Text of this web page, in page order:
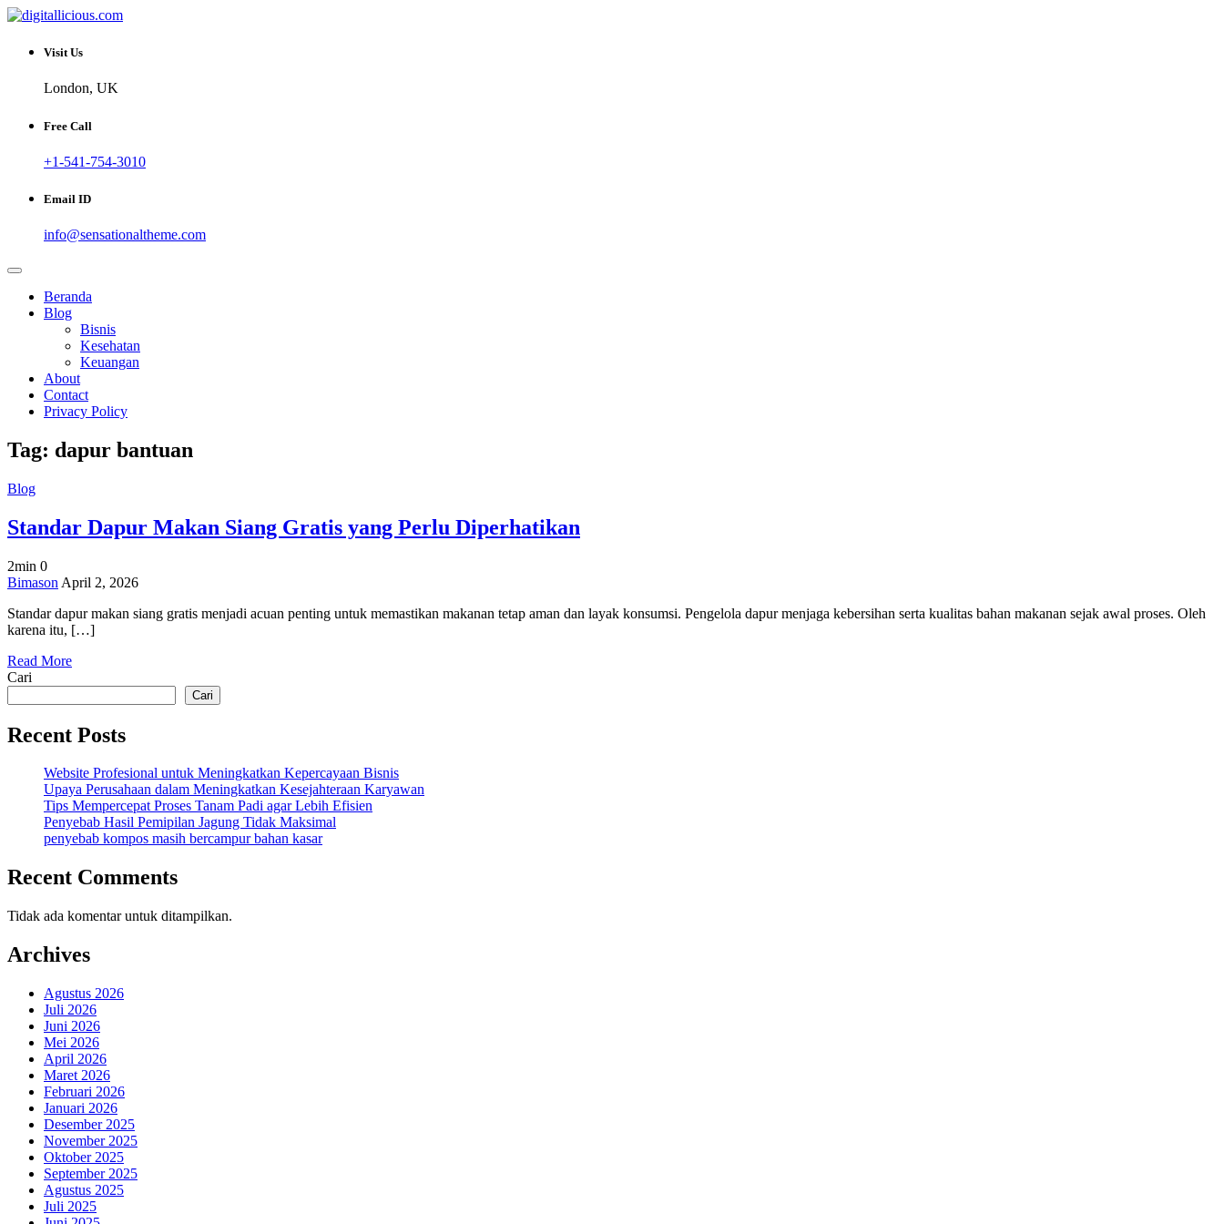
Skip
content
digitallicious.com
Sharing Digital Information
Visit Us
London, UK
Free Call
+1-541-754-3010
Email ID
info@sensationaltheme.com
Beranda
Blog
Bisnis
Kesehatan
Keuangan
About
Contact
Privacy Policy
Tag: dapur bantuan
Blog
Standar Dapur Makan Siang Gratis yang Perlu Diperhatikan
2min 0
on
Dapur
Makan
Gratis
yang
Bimason April 2, 2026
Standar dapur makan siang gratis menjadi acuan penting untuk memastikan makanan tetap aman dan layak konsumsi. Pengelola dapur menjaga kebersihan serta kualitas bahan makanan sejak awal proses. Oleh
karena itu, […]
Read More
Cari
Cari
Recent Posts
Website Profesional untuk Meningkatkan Kepercayaan Bisnis
Upaya Perusahaan dalam Meningkatkan Kesejahteraan Karyawan
Tips Mempercepat Proses Tanam Padi agar Lebih Efisien
Penyebab Hasil Pemipilan Jagung Tidak Maksimal
penyebab kompos masih bercampur bahan kasar
Recent Comments
Tidak ada komentar untuk ditampilkan.
Archives
Agustus 2026
Juli 2026
Juni 2026
Mei 2026
April 2026
Maret 2026
Februari 2026
Januari 2026
Desember 2025
November 2025
Oktober 2025
September 2025
Agustus 2025
Juli 2025